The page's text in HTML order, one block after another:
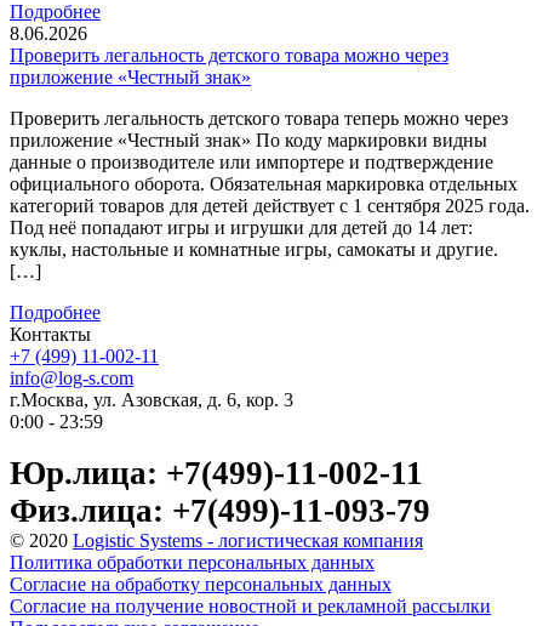
Подробнее
8.06.2026
Проверить легальность детского товара можно через
приложение «Честный знак»
Проверить легальность детского товара теперь можно через
приложение «Честный знак» По коду маркировки видны
данные о производителе или импортере и подтверждение
официального оборота. Обязательная маркировка отдельных
категорий товаров для детей действует с 1 сентября 2025 года.
Под неё попадают игры и игрушки для детей до 14 лет:
куклы, настольные и комнатные игры, самокаты и другие.
[…]
Подробнее
Контакты
+7 (499) 11-002-11
info@log-s.com
г.Москва, ул. Азовская, д. 6, кор. 3
0:00 - 23:59
Юр.лица: +7(499)-11-002-11
Физ.лица: +7(499)-11-093-79
© 2020 Logistic Systems - логистическая компания
Политика обработки персональных данных
Согласие на обработку персональных данных
Согласие на получение новостной и рекламной рассылки